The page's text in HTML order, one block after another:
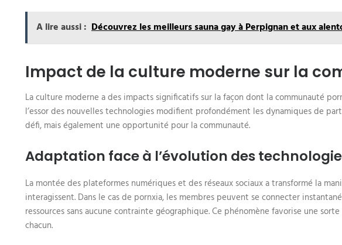
A lire aussi : Découvrez les meilleurs sauna gay à Perpignan et aux
Impact de la culture moderne sur la
La culture moderne a des impacts significatifs sur la façon dont la communauté
l’essor des nouvelles technologies modifient profondément les dynamiques de
défi, mais également une opportunité pour la communauté.
Adaptation face à l’évolution des
La montée des plateformes numériques et des réseaux sociaux a transformé la
interagissent. Dans le cas de pornxia, les membres peuvent se connecter
ressources sans aucune contrainte géographique. Ce phénomène favorise une
chacun.